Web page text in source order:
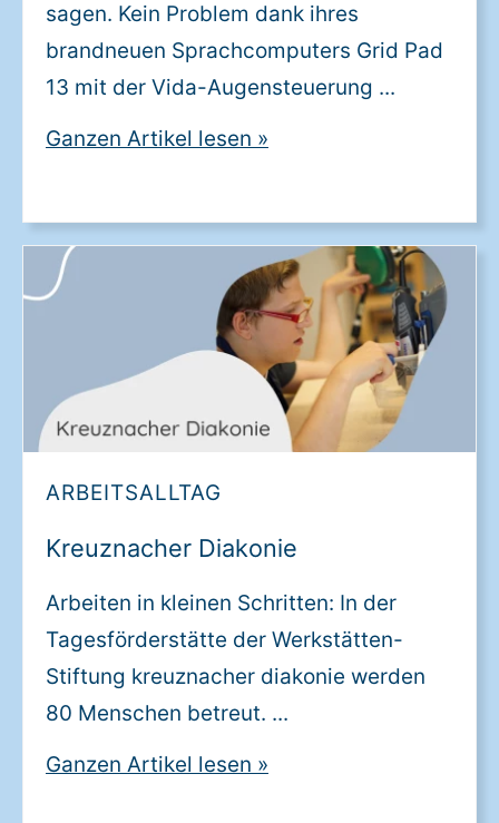
sagen. Kein Problem dank ihres
brandneuen Sprachcomputers Grid Pad
13 mit der Vida-Augensteuerung ...
Ganzen Artikel lesen »
ARBEITSALLTAG
Kreuznacher Diakonie
Arbeiten in kleinen Schritten: In der
Tagesförderstätte der Werkstätten-
Stiftung kreuznacher diakonie werden
80 Menschen betreut. ...
Ganzen Artikel lesen »